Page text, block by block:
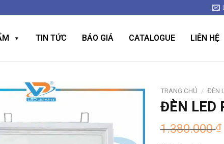
TIN TỨC BÁO GIÁ CATALOGUE LIÊN HỆ
TRANG CHỦ / ĐÈN
ĐÈN LED
1.380.000₫